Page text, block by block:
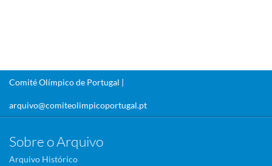
Comité Olímpico de Portugal |
arquivo@comiteolimpicoportugal.pt
Sobre o Arquivo
Arquivo Histórico